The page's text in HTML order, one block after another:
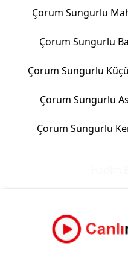
Çorum Sungurlu
Çorum Sungurlu
Çorum Sungurlu
Çorum Sungurlu
Çorum Sungurlu